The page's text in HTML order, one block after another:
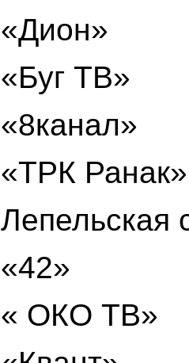
«Дион»
«Буг ТВ»
«8канал»
«ТРК Ранак»
Лепельская
«42»
« ОКО ТВ»